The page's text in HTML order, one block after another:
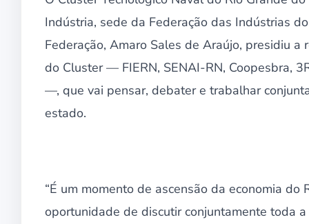
Indústria, sede da Federação das Indústrias
Federação, Amaro Sales de Araújo, presidiu
do Cluster — FIERN, SENAI-RN, Coopesbra,
—, que vai pensar, debater e trabalhar
estado.
“É um momento de ascensão da economia
oportunidade de discutir conjuntamente toda